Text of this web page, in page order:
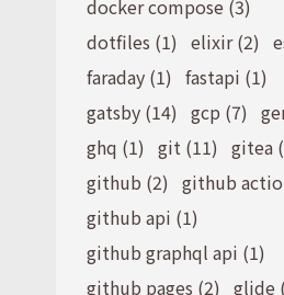
docker compose (3)
dotfiles (1) elixir (2)
faraday (1) fastapi (1)
gatsby (14) gcp (7)
ghq (1) git (11) gitea
github (2) github
github api (1)
github graphql api (1)
github pages (2) glide